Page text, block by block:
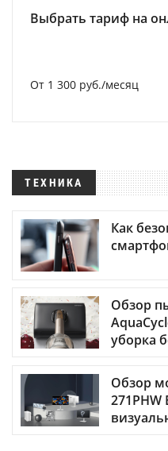
Выбрать тариф на
От 1 300 руб./месяц
ТЕХНИКА
Как
Обзор
уборка
Обзор
271PHW